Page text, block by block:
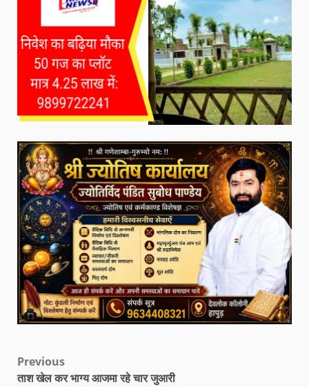
Previous
ताश खेल कर भाग्य आजमा रहे चार जुआरी